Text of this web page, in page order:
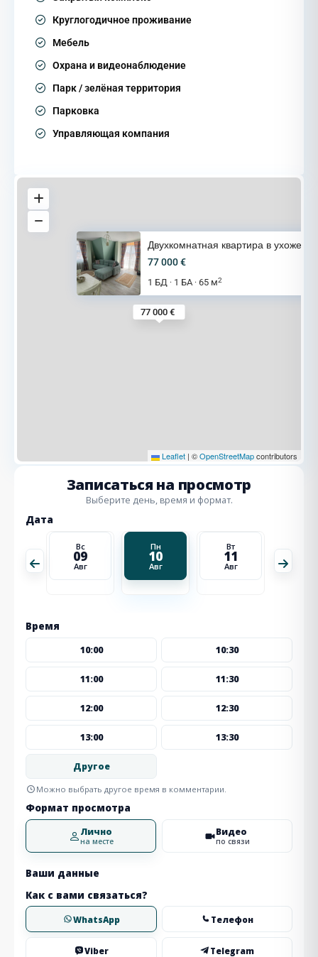
Круглогодичное проживание
Мебель
Охрана и видеонаблюдение
Парк / зелёная территория
Парковка
Управляющая компания
77 000 €
Двухкомнатная квартира в ухоже
77 000 €
1 БД · 1 БА · 65 м2
Leaflet | ©OpenStreetMapcontributors
Записаться на просмотр
Выберите день, время и формат.
Дата
Вс
09
Авг
Пн
10
Авг
Вт
11
Авг
Время
10:00 10:30
11:00 11:30
12:00 12:30
13:00 13:30
Другое
Можно выбрать другое время в комментарии.
Формат просмотра
Лично
на месте
Видео
по связи
Ваши данные
Как с вами связаться?
WhatsApp Телефон
Viber Telegram